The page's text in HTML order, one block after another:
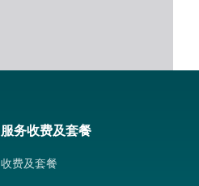
服务收费及套餐
收费及套餐